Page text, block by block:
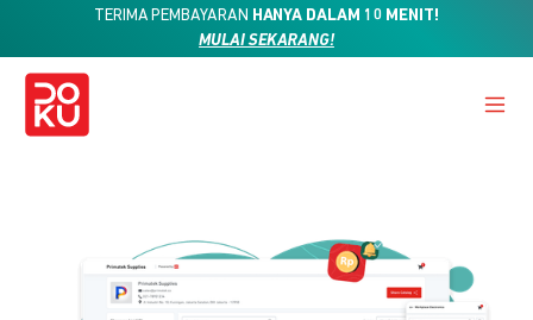
TERIMA PEMBAYARAN HANYA DALAM 10 MENIT!
MULAI SEKARANG!